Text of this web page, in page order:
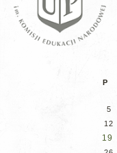
P
5
12
19